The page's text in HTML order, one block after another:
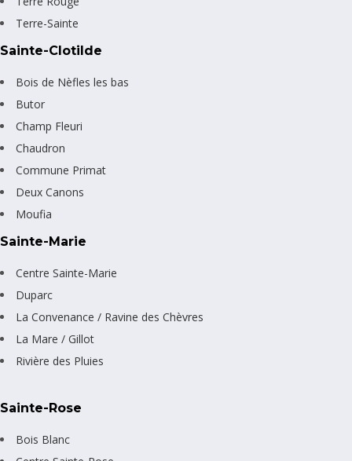
Terre-Sainte
Sainte-Clotilde
Bois de Nèfles les bas
Butor
Champ Fleuri
Chaudron
Commune Primat
Deux Canons
Moufia
Sainte-Marie
Centre Sainte-Marie
Duparc
La Convenance / Ravine des Chèvres
La Mare / Gillot
Rivière des Pluies
Sainte-Rose
Bois Blanc